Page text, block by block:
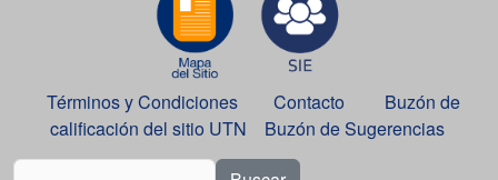
Términos y Condiciones Contacto
Buzón de
calificación del sitio UTN
Buzón de Sugerencias
Buscar